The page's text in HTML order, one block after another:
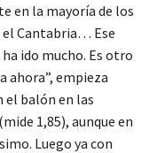
en la mayoría de los
el Cantabria… Ese
ido mucho. Es otro
ahora”, empieza
el balón en las
1,85), aunque en
Luego ya con